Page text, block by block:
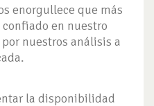
enorgullece que más
en nuestro
nuestros análisis a
la disponibilidad